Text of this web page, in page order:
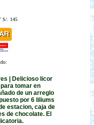
S/. 145
| Delicioso licor
tomar en
de un arreglo
por 6 liliums
estacion, caja de
de chocolate. El